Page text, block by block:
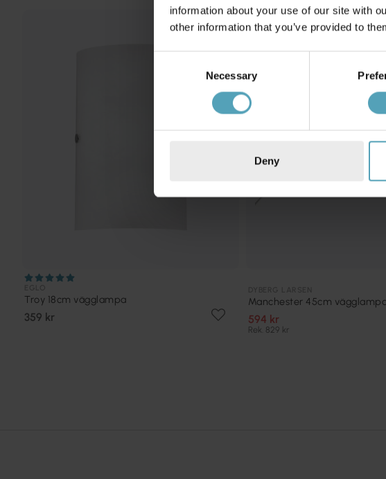
information about your use of our site with
other information that you’ve provided to
Necessary
Deny
Troy 18cm vägglampa
359 kr
Manchester 45cm
594 kr
Rek. 829 kr